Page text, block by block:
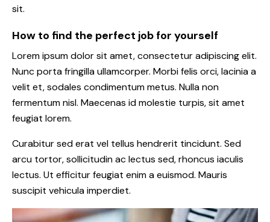
sit.
How to find the perfect job for yourself
Lorem ipsum dolor sit amet, consectetur adipiscing elit.
Nunc porta fringilla ullamcorper. Morbi felis orci, lacinia a
velit et, sodales condimentum metus. Nulla non
fermentum nisl. Maecenas id molestie turpis, sit amet
feugiat lorem.
Curabitur sed erat vel tellus hendrerit tincidunt. Sed
arcu tortor, sollicitudin ac lectus sed, rhoncus iaculis
lectus. Ut efficitur feugiat enim a euismod. Mauris
suscipit vehicula imperdiet.